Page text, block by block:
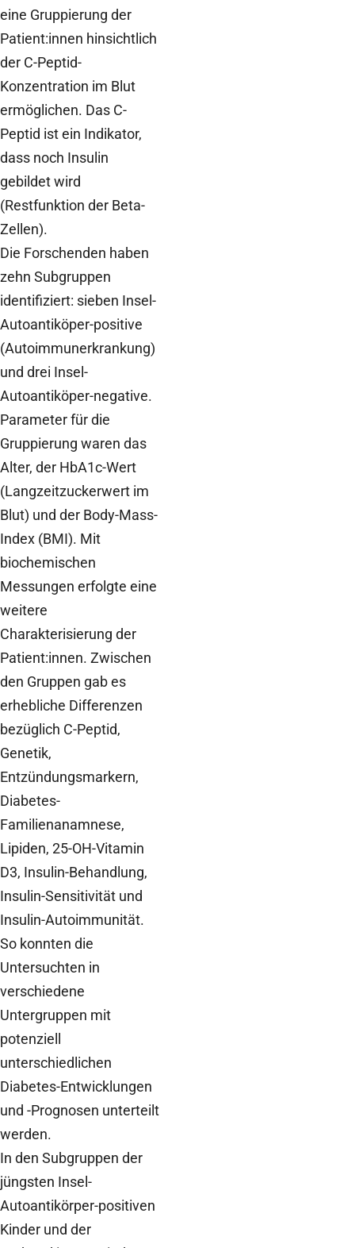
eine Gruppierung der
Patient:innen hinsichtlich
der C-Peptid-
Konzentration im Blut
ermöglichen. Das C-
Peptid ist ein Indikator,
dass noch Insulin
gebildet wird
(Restfunktion der Beta-
Zellen).
Die Forschenden haben
zehn Subgruppen
identifiziert: sieben Insel-
Autoantiköper-positive
(Autoimmunerkrankung)
und drei Insel-
Autoantiköper-negative.
Parameter für die
Gruppierung waren das
Alter, der HbA1c-Wert
(Langzeitzuckerwert im
Blut) und der Body-Mass-
Index (BMI). Mit
biochemischen
Messungen erfolgte eine
weitere
Charakterisierung der
Patient:innen. Zwischen
den Gruppen gab es
erhebliche Differenzen
bezüglich C-Peptid,
Genetik,
Entzündungsmarkern,
Diabetes-
Familienanamnese,
Lipiden, 25-OH-Vitamin
D3, Insulin-Behandlung,
Insulin-Sensitivität und
Insulin-Autoimmunität.
So konnten die
Untersuchten in
verschiedene
Untergruppen mit
potenziell
unterschiedlichen
Diabetes-Entwicklungen
und -Prognosen unterteilt
werden.
In den Subgruppen der
jüngsten Insel-
Autoantikörper-positiven
Kinder und der